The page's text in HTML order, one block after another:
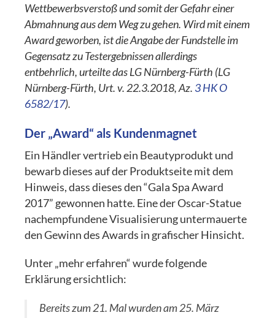
Wettbewerbsverstoß und somit der Gefahr einer
Abmahnung aus dem Weg zu gehen. Wird mit einem
Award geworben, ist die Angabe der Fundstelle im
Gegensatz zu Testergebnissen allerdings
entbehrlich, urteilte das LG Nürnberg-Fürth (LG
Nürnberg-Fürth, Urt. v. 22.3.2018, Az. 3 HK O
6582/17).
Der „Award“ als Kundenmagnet
Ein Händler vertrieb ein Beautyprodukt und
bewarb dieses auf der Produktseite mit dem
Hinweis, dass dieses den “Gala Spa Award
2017” gewonnen hatte. Eine der Oscar-Statue
nachempfundene Visualisierung untermauerte
den Gewinn des Awards in grafischer Hinsicht.
Unter „mehr erfahren“ wurde folgende
Erklärung ersichtlich:
Bereits zum 21. Mal wurden am 25. März